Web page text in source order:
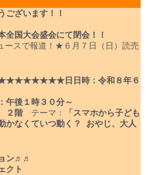
ございます！！
全国大会盛会にて閉会！！
スで報道！ ★６月７日（日）読売
日 日時：令和８年６
後１時３０分～
２階 テーマ：
「スマホから子ども
かなくていつ動く？ おやじ、大人
ン♬♬
クト